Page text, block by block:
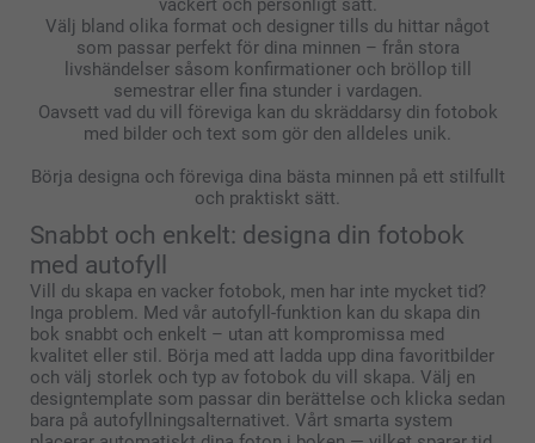
vackert och personligt sätt.
Välj bland olika format och designer tills du hittar något
som passar perfekt för dina minnen – från stora
livshändelser såsom konfirmationer och bröllop till
semestrar eller fina stunder i vardagen.
Oavsett vad du vill föreviga kan du skräddarsy din fotobok
med bilder och text som gör den alldeles unik.
Börja designa och föreviga dina bästa minnen på ett stilfullt
och praktiskt sätt.
Snabbt och enkelt: designa din fotobok
med autofyll
Vill du skapa en vacker fotobok, men har inte mycket tid?
Inga problem. Med vår autofyll-funktion kan du skapa din
bok snabbt och enkelt – utan att kompromissa med
kvalitet eller stil. Börja med att ladda upp dina favoritbilder
och välj storlek och typ av fotobok du vill skapa. Välj en
designtemplate som passar din berättelse och klicka sedan
bara på autofyllningsalternativet. Vårt smarta system